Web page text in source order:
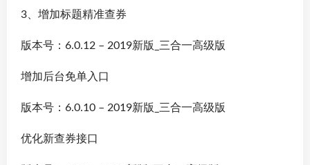
3、增加标题精准查券
版本号：6.0.12 – 2019新版_三合一高级版
增加后台免单入口
版本号：6.0.10 – 2019新版_三合一高级版
优化新查券接口